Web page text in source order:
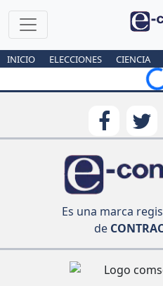
INICIO ELECCIONES CIENCIA
Es una marca
de